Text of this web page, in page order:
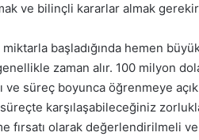
ve bilinçli kararlar almak
başladığında hemen
zaman alır. 100 milyon
ve süreç boyunca öğrenmeye açık
karşılaşabileceğiniz
fırsatı olarak değerlendirilmeli